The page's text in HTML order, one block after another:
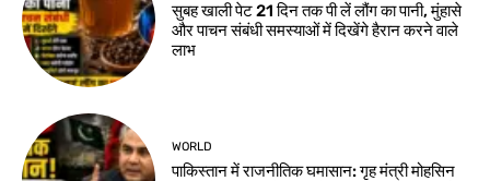
सुबह खाली पेट 21 दिन तक पी लें लौंग का पानी, मुंहासे
और पाचन संबंधी समस्याओं में दिखेंगे हैरान करने वाले
लाभ
WORLD
पाकिस्तान में राजनीतिक घमासान: गृह मंत्री मोहसिन